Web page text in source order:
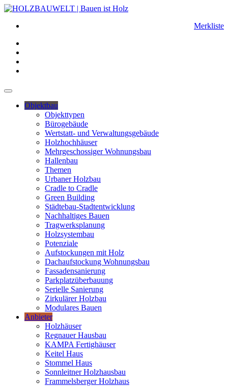
Merkliste
Objektbau
Objekttypen
Bürogebäude
Wertstatt- und Verwaltungsgebäude
Holzhochhäuser
Mehrgeschossiger Wohnungsbau
Hallenbau
Themen
Urbaner Holzbau
Cradle to Cradle
Green Building
Städtebau-Stadtentwicklung
Nachhaltiges Bauen
Tragwerksplanung
Holzsystembau
Potenziale
Aufstockungen mit Holz
Dachaufstockung Wohnungsbau
Fassadensanierung
Parkplatzüberbauung
Serielle Sanierung
Zirkulärer Holzbau
Modulares Bauen
Anbieter
Holzhäuser
Regnauer Hausbau
KAMPA Fertighäuser
Keitel Haus
Stommel Haus
Sonnleitner Holzhausbau
Frammelsberger Holzhaus